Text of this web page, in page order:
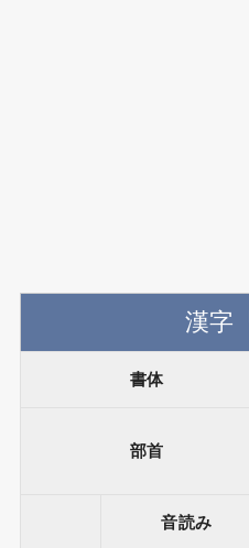
漢字
書体
部首
音読み